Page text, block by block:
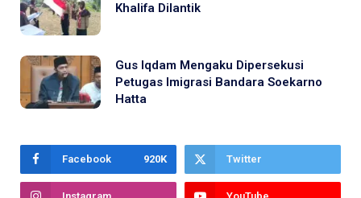
Khalifa Dilantik
Gus Iqdam Mengaku Dipersekusi
Petugas Imigrasi Bandara Soekarno
Hatta
Facebook 920K Twitter